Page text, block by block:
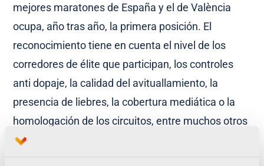
mejores maratones de España y el de València
ocupa, año tras año, la primera posición. El
reconocimiento tiene en cuenta el nivel de los
corredores de élite que participan, los controles
anti dopaje, la calidad del avituallamiento, la
presencia de liebres, la cobertura mediática o la
homologación de los circuitos, entre muchos otros
aspectos. De hecho, se trata del maratón más